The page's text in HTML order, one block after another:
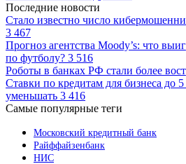
Последние новости
Стало известно число
3 467
Прогноз агентства Moody’s: что
по футболу? 3 516
Роботы в банках РФ стали более
Ставки по кредитам для бизнеса до
уменьшать 3 416
Самые популярные теги
Московский кредитный банк
Райффайзенбанк
НИС